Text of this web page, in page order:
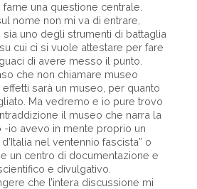
una questione centrale.
nome non mi va di entrare,
uno degli strumenti di battaglia
cui ci si vuole attestare per fare
di avere messo il punto.
che non chiamare museo
sarà un museo, per quanto
Ma vedremo e io pure trovo
il museo che narra la
-io avevo in mente proprio un
nel ventennio fascista” o
un centro di documentazione e
e divulgativo.
che l’intera discussione mi